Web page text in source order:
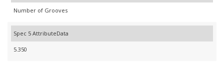
Number of Grooves
Spec 5 AttributeData
5.350